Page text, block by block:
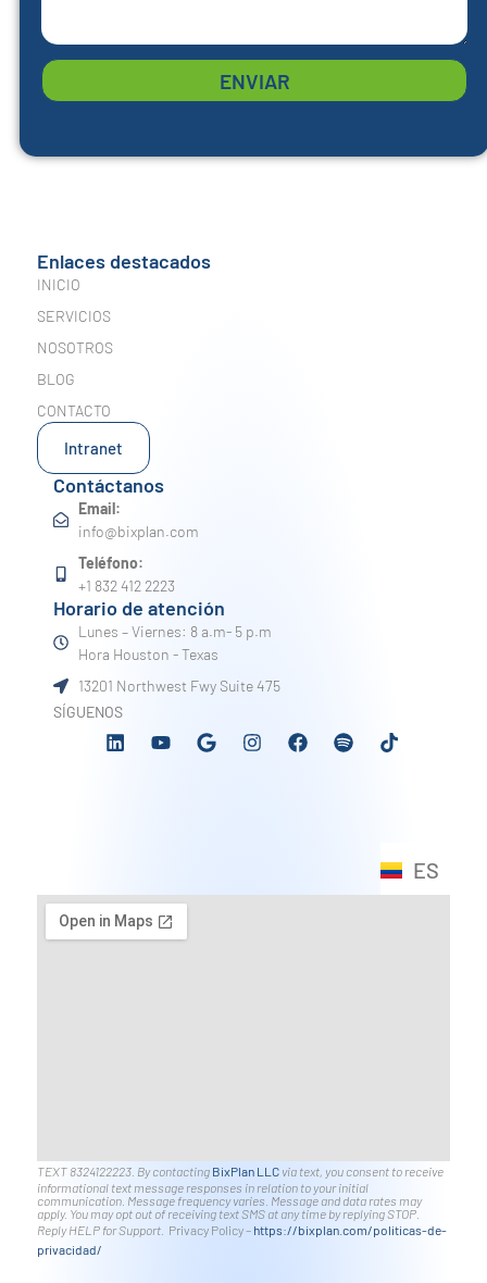
ENVIAR
Enlaces destacados
INICIO
SERVICIOS
NOSOTROS
BLOG
CONTACTO
Intranet
Contáctanos
Email:
info@bixplan.com
Teléfono:
+1 832 412 2223
Horario de atención
Lunes – Viernes: 8 a.m- 5 p.m
Hora Houston - Texas
13201 Northwest Fwy Suite 475
SÍGUENOS
ES
EN
TEXT 8324122223. By contacting BixPlan LLCvia text, you consent to receive
informational text message responses in relation to your initial
communication. Message frequency varies. Message and data rates may
apply. You may opt out of receiving text SMS at any time by replying STOP.
Reply HELP for Support. Privacy Policy – https://bixplan.com/politicas-de-
privacidad/